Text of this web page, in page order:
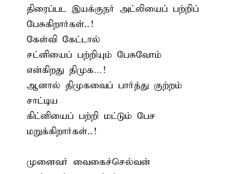
திரைப்பட இயக்குநர் அட்லியைப் பற்றிப்
பேசுகிறார்கள்..!
கேள்வி கேட்டால்
சட்னியைப் பற்றியும் பேசுவோம்
என்கிறது திமுக…!
ஆனால் திமுகவைப் பார்த்து குற்றம்
சாட்டிய
கிட்னியைப் பற்றி மட்டும் பேச
மறுக்கிறார்கள்..!
முனைவர் வைகைச்செல்வன்